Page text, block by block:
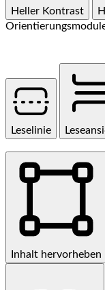
Heller Kontrast
Leselinie
Inhalt hervorheben